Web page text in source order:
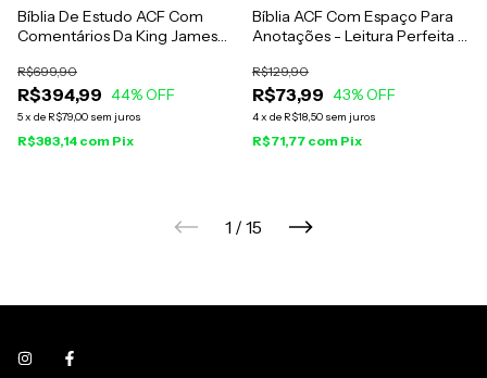
Bíblia De Estudo ACF Com
Comentários Da King James
Capa Luxo Couro Legítimo
Preto
R$394,99
R$699,90
44% OFF
5x de R$79,00 sem juros
R$383,14 com Pix
Bíblia ACF Com Espaço Para
Anotações - Leitura Perfeita -
R$73,99
R$129,90
43% OFF
4x de R$18,50 sem juros
R$71,77 com Pix
1 / 15